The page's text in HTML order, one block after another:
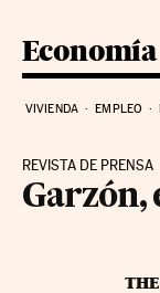
Economía
VIVIENDA EMPLEO
REVISTA DE PRENSA
Garzón,